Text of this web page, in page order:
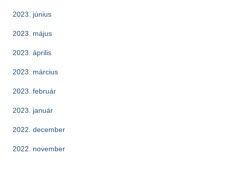
2023. június
2023. május
2023. április
2023. március
2023. február
2023. január
2022. december
2022. november